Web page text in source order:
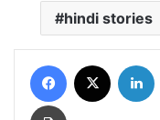
hindi stories
Facebook
Print